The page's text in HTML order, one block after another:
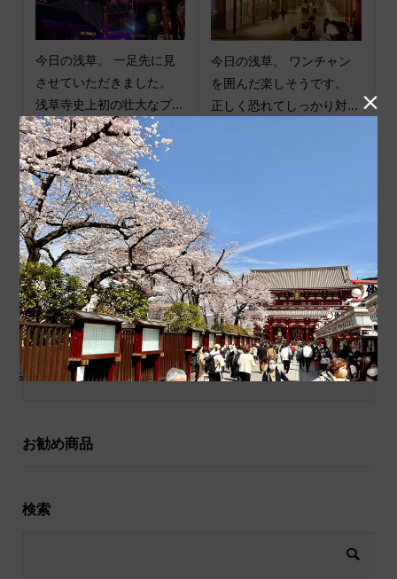
今日の浅草。 一足先に見
させていただきました。
浅草寺史上初の壮大なプ...
今日の浅草。 ワンチャン
を囲んだ楽しそうです。
正しく恐れてしっかり対...
商品カテゴリ
商品ジャンル
ポチ袋
和小物
祝儀袋
お勧め商品
検索
